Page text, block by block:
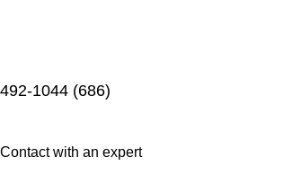
(686) 492-1044
Contact with an expert